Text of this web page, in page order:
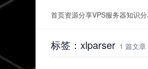
首页资源分享VPS服务器知识
标签：xlparser 1 篇文章